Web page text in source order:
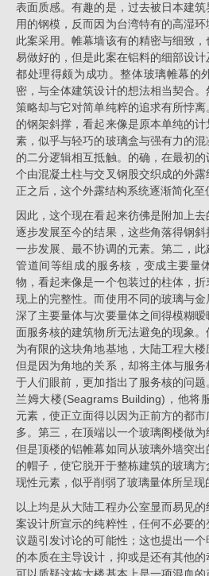
表面质感。有趣的是，过去被日本建
用的钢模，反而因为台湾特有的高湿
此案采用。帷幕墙该有的精密与细致
易做好的，但是此案在铝料的细部设计
都处理得颇为成功。整体玻璃帷幕的
密，与全体建筑设计的想法相当契合
策略却与它对简单纯粹的追求有所悖
的钢架斜撑，看起来像是原本单纯的
素，似乎与轻巧的玻璃盒与强有力的
的二分逻辑相互抵触。的确，在最初
个由混凝土柱与交叉钢股交织成的外
正之后，这个外露结构系统逐渐简化至
因此，这个现在看起来彷佛是附加上
逐步发展至今的结果，这些角落得钢
一步发展、最不协调的元素。第二，
管道间等组成的服务核，变成主要量
物，看起来像是一个包装过的柱体，
现上的完整性。而使用不同的玻璃与
深了主要量体与次要量体之间得模糊
面服务核的建筑物所无法避免的现象
为有限的这块角地基地，大陆工程大楼
但是因为角地的关系，却将主体与服
于人们眼前，更加指出了服务核的问
兰姆大楼(Seagrams Building)，他将
元素，使正立面得以因为正前方的都
多。第三，在顶端以一个玻璃阁楼做为
但是顶楼的铝帷幕如同从玻璃外墙突
的帽子，使它脱开于整栋建筑的玻璃
现性元素，似乎削弱了玻璃量体所呈现
以上均是从大陆工程办公室显而易见
案设计所宣示的纯粹性，任何不必要
议题引发讨论的可能性；这也提出一
的本质在主导设计，抑或是还有其他